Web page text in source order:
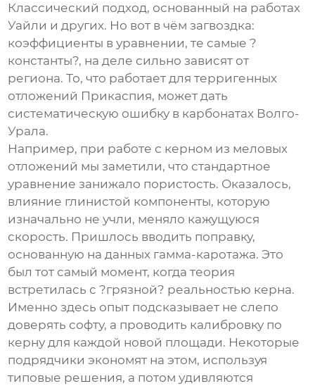
Классический подход, основанный на работах
Уайли и других. Но вот в чём загвоздка:
коэффициенты в уравнении, те самые ?
константы?, на деле сильно зависят от
региона. То, что работает для терригенных
отложений Прикаспия, может дать
систематическую ошибку в карбонатах Волго-
Урала.
Например, при работе с керном из меловых
отложений мы заметили, что стандартное
уравнение занижало пористость. Оказалось,
влияние глинистой компоненты, которую
изначально не учли, меняло кажущуюся
скорость. Пришлось вводить поправку,
основанную на данных гамма-каротажа. Это
был тот самый момент, когда теория
встретилась с ?грязной? реальностью керна.
Именно здесь опыт подсказывает не слепо
доверять софту, а проводить калибровку по
керну для каждой новой площади. Некоторые
подрядчики экономят на этом, используя
типовые решения, а потом удивляются